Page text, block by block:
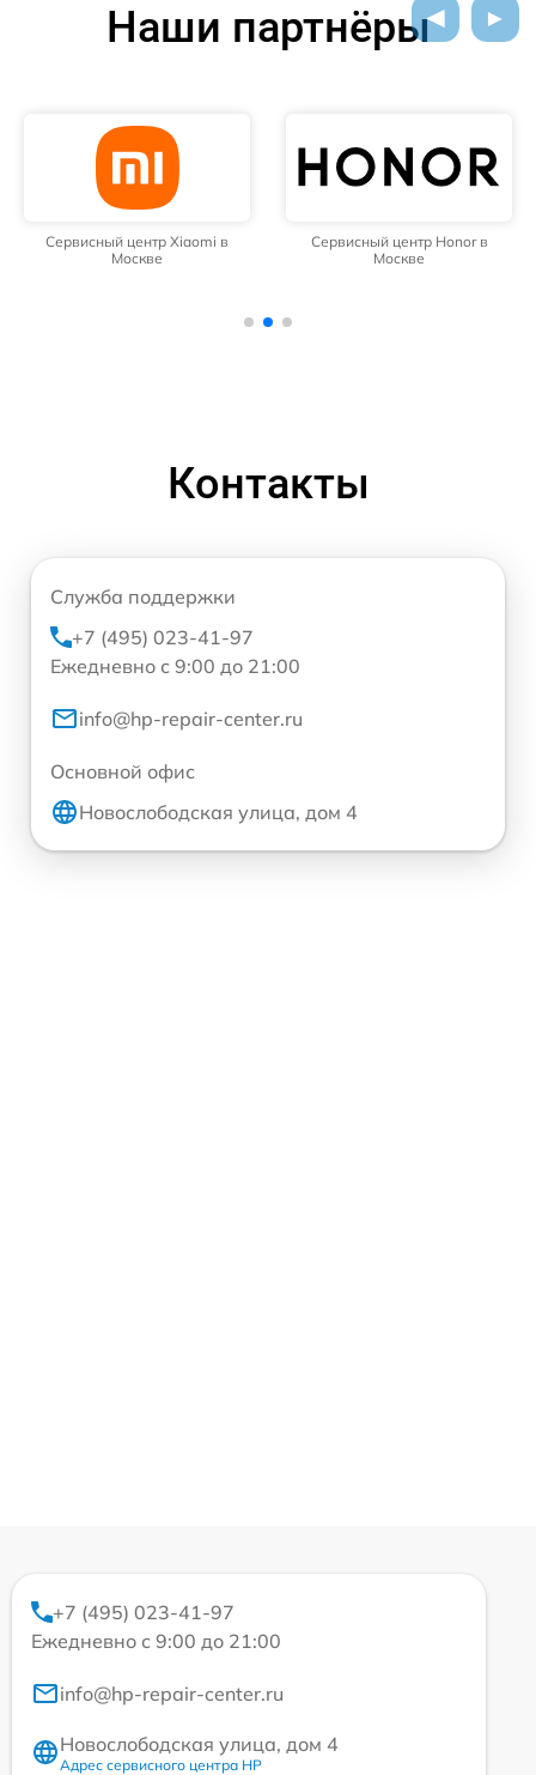
Наши партнёры
Сервисный центр Xiaomi в
Москве
Сервисный центр Honor в
Москве
Контакты
Служба поддержки
+7 (495) 023-41-97
Ежедневно с 9:00 до 21:00
info@hp-repair-center.ru
Основной офис
Новослободская улица, дом 4
+7 (495) 023-41-97
Ежедневно с 9:00 до 21:00
info@hp-repair-center.ru
Новослободская улица, дом 4
Адрес сервисного центра HP